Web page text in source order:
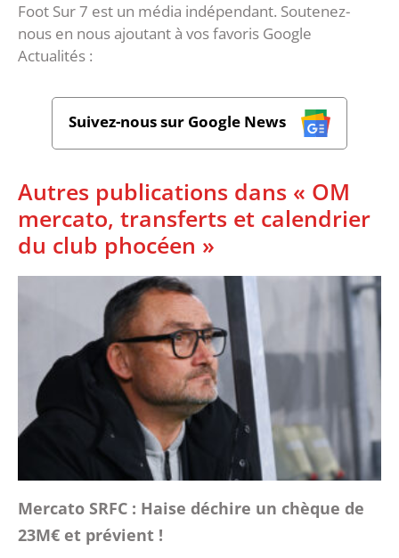
Foot Sur 7 est un média indépendant. Soutenez-
nous en nous ajoutant à vos favoris Google
Actualités :
Suivez-nous sur Google News
Autres publications dans « OM
mercato, transferts et calendrier
du club phocéen »
Mercato SRFC : Haise déchire un chèque de
23M€ et prévient !